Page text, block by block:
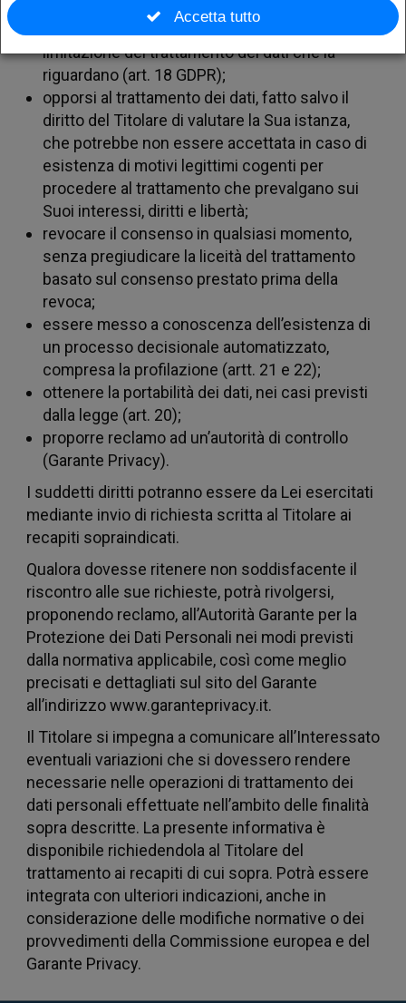
chiedere al Titolare la rettifica (art. 16 GDPR), la
limitazione del trattamento dei dati che la
riguardano (art. 18 GDPR);
opporsi al trattamento dei dati, fatto salvo il
diritto del Titolare di valutare la Sua istanza,
che potrebbe non essere accettata in caso di
esistenza di motivi legittimi cogenti per
procedere al trattamento che prevalgano sui
Suoi interessi, diritti e libertà;
revocare il consenso in qualsiasi momento,
senza pregiudicare la liceità del trattamento
basato sul consenso prestato prima della
revoca;
essere messo a conoscenza dell’esistenza di
un processo decisionale automatizzato,
compresa la profilazione (artt. 21 e 22);
ottenere la portabilità dei dati, nei casi previsti
dalla legge (art. 20);
proporre reclamo ad un’autorità di controllo
(Garante Privacy).
I suddetti diritti potranno essere da Lei esercitati
mediante invio di richiesta scritta al Titolare ai
recapiti sopraindicati.
Qualora dovesse ritenere non soddisfacente il
riscontro alle sue richieste, potrà rivolgersi,
proponendo reclamo, all’Autorità Garante per la
Protezione dei Dati Personali nei modi previsti
dalla normativa applicabile, così come meglio
precisati e dettagliati sul sito del Garante
all’indirizzo www.garanteprivacy.it.
Il Titolare si impegna a comunicare all’Interessato
eventuali variazioni che si dovessero rendere
necessarie nelle operazioni di trattamento dei
dati personali effettuate nell’ambito delle finalità
sopra descritte. La presente informativa è
disponibile richiedendola al Titolare del
trattamento ai recapiti di cui sopra. Potrà essere
integrata con ulteriori indicazioni, anche in
considerazione delle modifiche normative o dei
provvedimenti della Commissione europea e del
Garante Privacy.
il
nostro
traffico.
inoltre
Accetta tutto